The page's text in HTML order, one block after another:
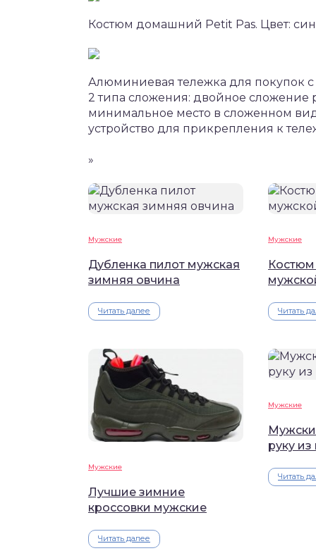
Костюм домашний Petit Pas. Цвет:
Алюминиевая тележка для покупок с
2 типа сложения: двойное сложение
минимальное место в сложенном
устройство для прикрепления к
»
Мужские
Дубленка пилот мужская
зимняя овчина
Читать далее
Мужские
Костюм
Читать
Мужские
Лучшие зимние
кроссовки мужские
Читать далее
Мужские
руку
Читать